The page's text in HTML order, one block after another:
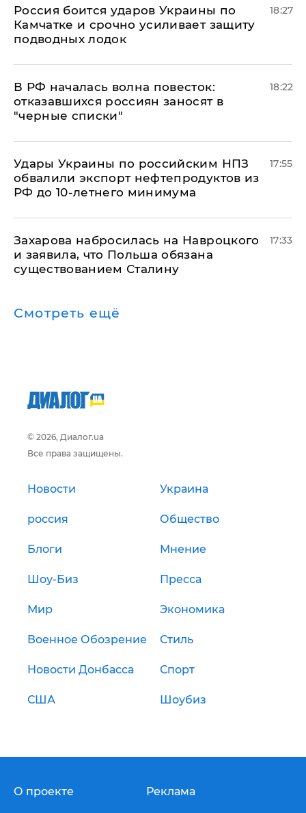
Россия боится ударов Украины по
Камчатке и срочно усиливает защиту
подводных лодок
18:27
​В РФ началась волна повесток:
отказавшихся россиян заносят в
"черные списки"
18:22
Удары Украины по российским НПЗ
обвалили экспорт нефтепродуктов из
РФ до 10-летнего минимума
17:55
​Захарова набросилась на Навроцкого
и заявила, что Польша обязана
существованием Сталину
17:33
Смотреть ещё
© 2026, Диалог.ua
Все права защищены.
Новости Украина
россия Общество
Блоги Мнение
Шоу-Биз Пресса
Мир Экономика
Военное Обозрение Стиль
Новости Донбасса Спорт
США Шоубиз
О проекте Реклама